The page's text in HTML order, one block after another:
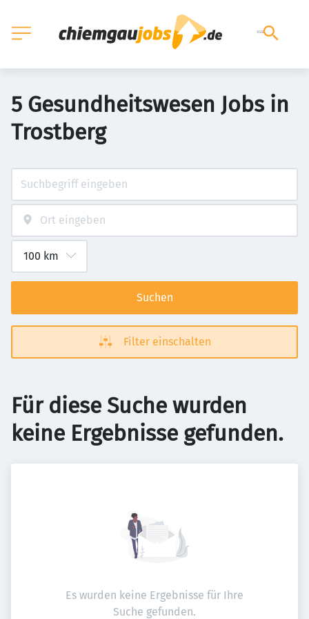
5 Gesundheitswesen Jobs in
Trostberg
Suchen
Filter einschalten
Für diese Suche wurden
keine Ergebnisse gefunden.
Es wurden keine Ergebnisse für Ihre
Suche gefunden.